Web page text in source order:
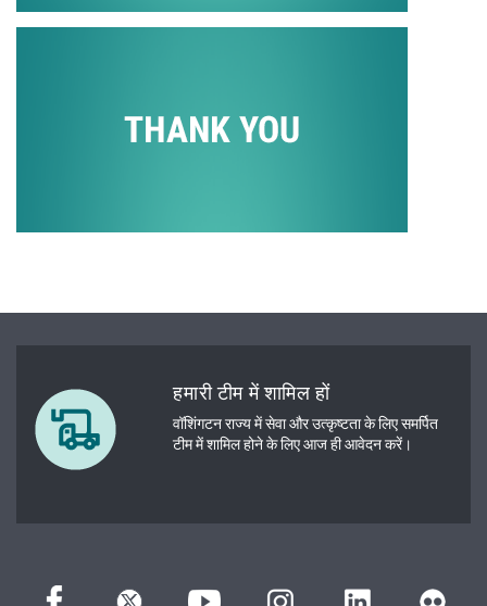
हमारी टीम में शामिल हों
वॉशिंगटन राज्य में सेवा और उत्कृष्टता के लिए समर्पित
टीम में शामिल होने के लिए आज ही आवेदन करें।